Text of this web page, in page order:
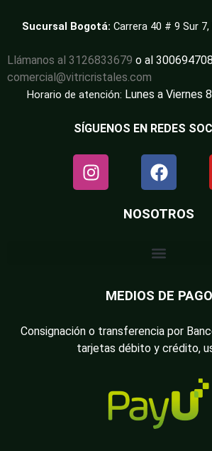
Sucursal Bogotá: Carrera 40 # 9 Sur
Llámanos al 3126833679 o al
comercial@vitricristales.com
Horario de atención: Lunes a Viernes
SÍGUENOS EN REDES
NOSOTROS
MEDIOS DE PAGO
Consignación o transferencia por
tarjetas débito y crédito,